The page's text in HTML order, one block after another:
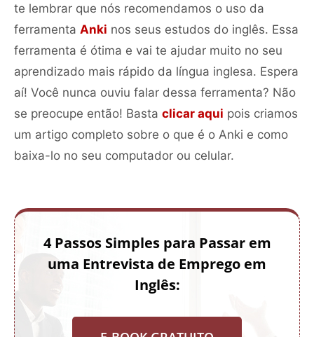
te lembrar que nós recomendamos o uso da
ferramenta Anki nos seus estudos do inglês. Essa
ferramenta é ótima e vai te ajudar muito no seu
aprendizado mais rápido da língua inglesa. Espera
aí! Você nunca ouviu falar dessa ferramenta? Não
se preocupe então! Basta clicar aqui pois criamos
um artigo completo sobre o que é o Anki e como
baixa-lo no seu computador ou celular.
4 Passos Simples para Passar em
uma Entrevista de Emprego em
Inglês: